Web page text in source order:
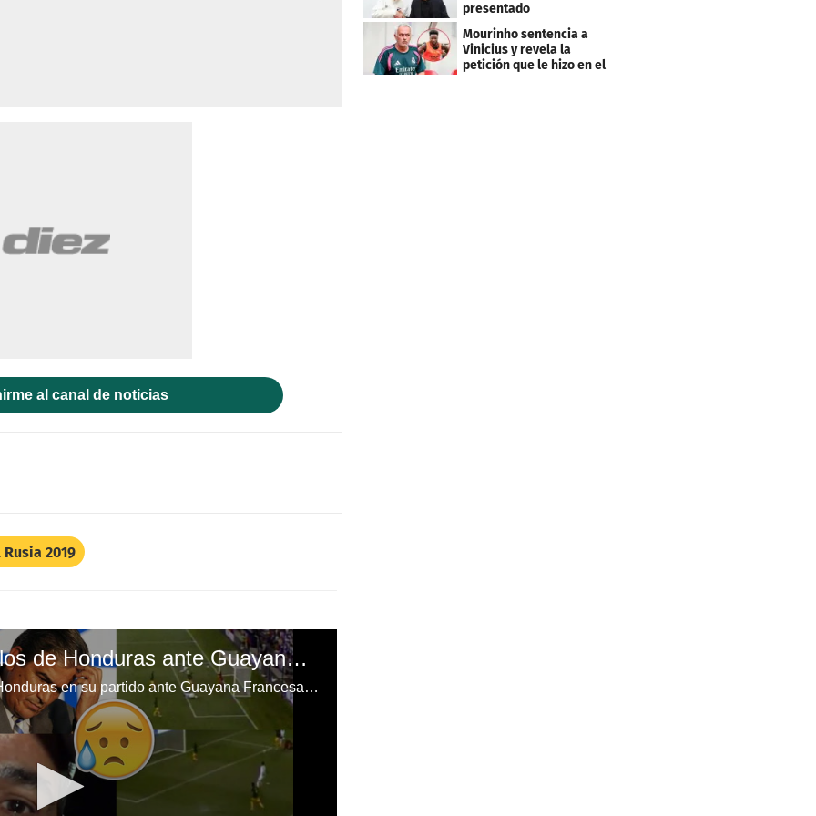
al canal de noticias
2019
Los sorprendentes fallos de Honduras ante Guayana Francesa
Repasamos los fallos que tuvo Honduras en su partido ante Guayana Francesa en la Copa Oro.
presentado
oficialmente: su salario
Mourinho sentencia a
Vinicius y revela la
petición que le hizo en el